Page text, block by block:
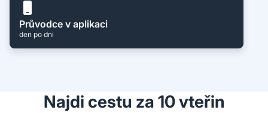
Průvodce v aplikaci
den po dni
Najdi cestu za 10 vteřin